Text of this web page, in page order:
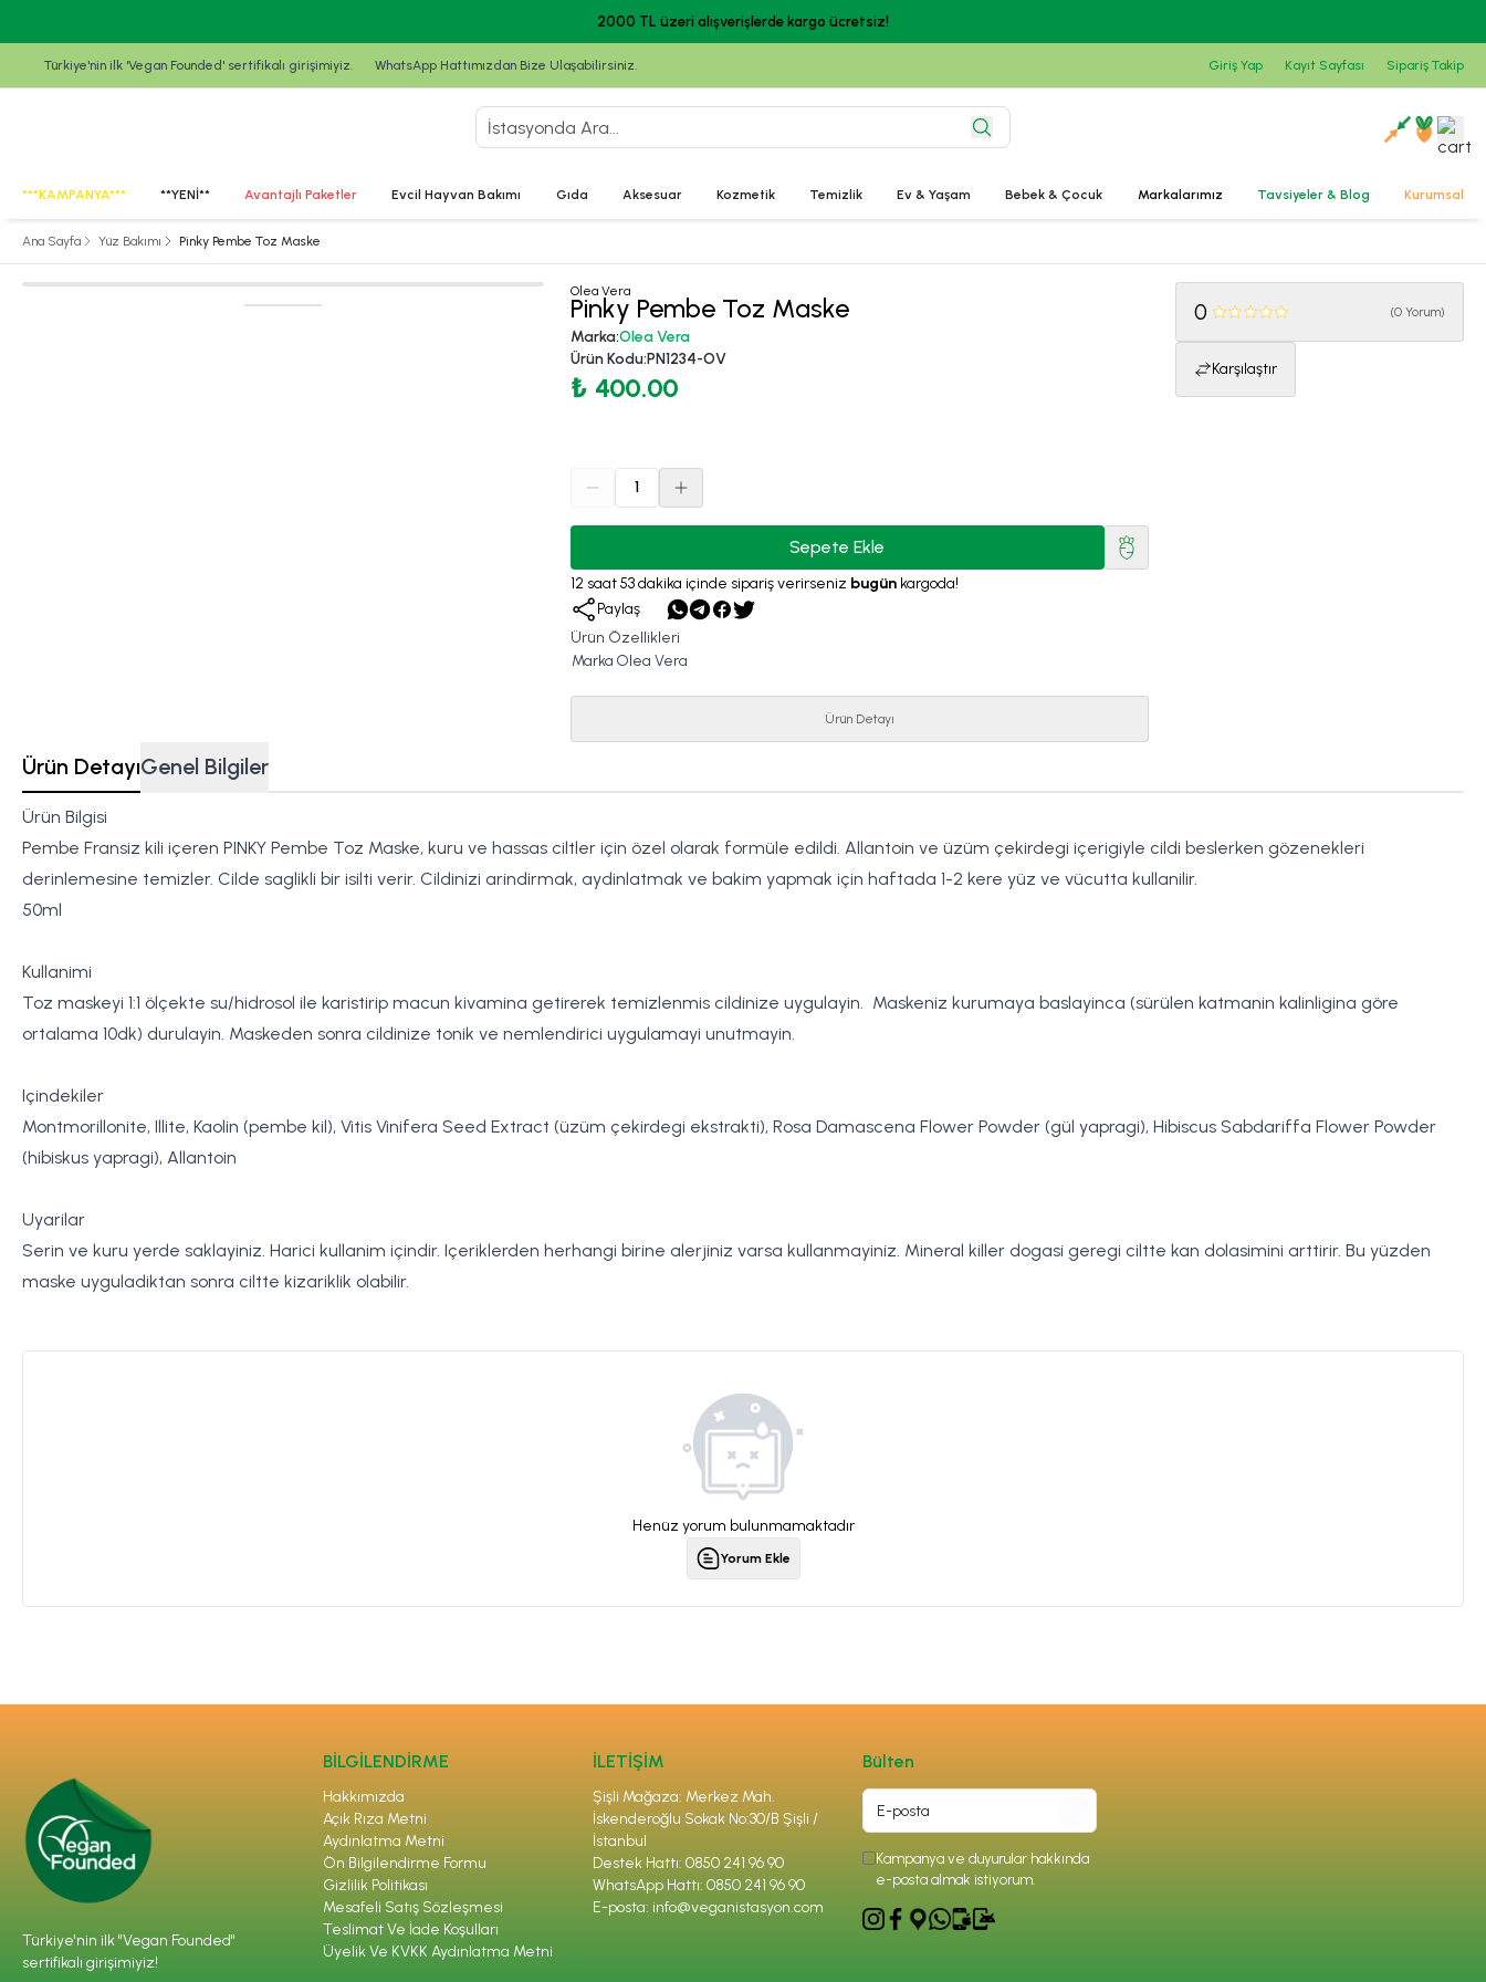
2000 TL üzeri alışverişlerde kargo ücretsiz!
Türkiye'nin ilk 'Vegan Founded' sertifikalı girişimiyiz. WhatsApp Hattımızdan Bize Ulaşabilirsiniz. Giriş Yap Kayıt Sayfası Sipariş Takip
***KAMPANYA*** **YENİ** Avantajlı Paketler Evcil Hayvan Bakımı Gıda Aksesuar Kozmetik Temizlik Ev & Yaşam Bebek & Çocuk Markalarımız Tavsiyeler & Blog Kurumsal
Ana Sayfa Yüz Bakımı Pinky Pembe Toz Maske
Olea Vera
Pinky Pembe Toz Maske
Marka:Olea Vera
Ürün Kodu:PN1234-OV
₺ 400.00
1
Sepete Ekle
12saat 53dakika içinde sipariş verirseniz bugünkargoda!
Paylaş
Ürün Özellikleri
Marka Olea Vera
Ürün Detayı
0 (0 Yorum)
Karşılaştır
Ürün DetayıGenel Bilgiler
Ürün Bilgisi
Pembe Fransiz kili içeren PINKY Pembe Toz Maske, kuru ve hassas ciltler için özel olarak formüle edildi. Allantoin ve üzüm çekirdegi içerigiyle cildi beslerken gözenekleri
derinlemesine temizler. Cilde saglikli bir isilti verir. Cildinizi arindirmak, aydinlatmak ve bakim yapmak için haftada 1-2 kere yüz ve vücutta kullanilir.
50ml
Kullanimi
Toz maskeyi 1:1 ölçekte su/hidrosol ile karistirip macun kivamina getirerek temizlenmis cildinize uygulayin. Maskeniz kurumaya baslayinca (sürülen katmanin kalinligina göre
ortalama 10dk) durulayin. Maskeden sonra cildinize tonik ve nemlendirici uygulamayi unutmayin.
Içindekiler
Montmorillonite, Illite, Kaolin (pembe kil), Vitis Vinifera Seed Extract (üzüm çekirdegi ekstrakti), Rosa Damascena Flower Powder (gül yapragi), Hibiscus Sabdariffa Flower Powder
(hibiskus yapragi), Allantoin
Uyarilar
Serin ve kuru yerde saklayiniz. Harici kullanim içindir. Içeriklerden herhangi birine alerjiniz varsa kullanmayiniz. Mineral killer dogasi geregi ciltte kan dolasimini arttirir. Bu yüzden
maske uyguladiktan sonra ciltte kizariklik olabilir.
Henüz yorum bulunmamaktadır
Yorum Ekle
Türkiye'nin ilk "Vegan Founded"
sertifikalı girişimiyiz!
BİLGİLENDİRME
Hakkımızda
Açık Rıza Metni
Aydınlatma Metni
Ön Bilgilendirme Formu
Gizlilik Politikası
Mesafeli Satış Sözleşmesi
Teslimat Ve İade Koşulları
Üyelik Ve KVKK Aydınlatma Metni
İLETİŞİM
Şişli Mağaza: Merkez Mah.
İskenderoğlu Sokak No:30/B Şişli /
İstanbul
Destek Hattı: 0850 241 96 90
WhatsApp Hattı: 0850 241 96 90
E-posta: info@veganistasyon.com
Bülten
Kampanya ve duyurular hakkında
e-posta almak istiyorum.